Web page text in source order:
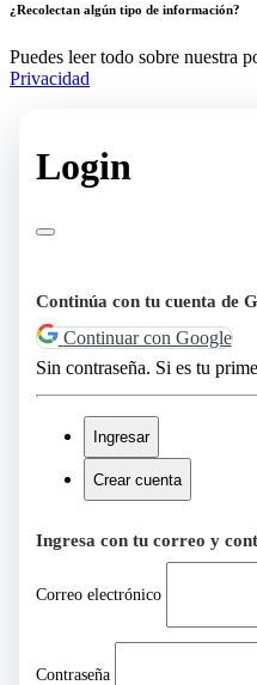
¿Recolectan algún tipo de información?
Puedes leer todo sobre nuestra
Privacidad
Login
Continúa con tu cuenta de
Continuar con Google
Sin contraseña. Si es tu
Ingresar
Crear cuenta
Ingresa con tu correo y
Correo electrónico
Contraseña